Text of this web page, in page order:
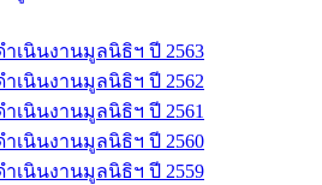
ำเนินงานมูลนิธิฯ ปี 2563
ำเนินงานมูลนิธิฯ ปี 2562
เนินงานมูลนิธิฯ ปี 2561
ำเนินงานมูลนิธิฯ ปี 2560
ำเนินงานมูลนิธิฯ ปี 2559